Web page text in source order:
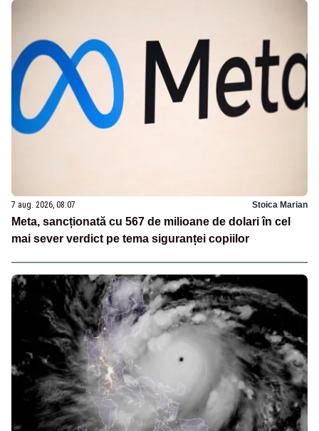
7 aug. 2026, 08:07 Stoica Marian
Meta, sancționată cu 567 de milioane de dolari în cel
mai sever verdict pe tema siguranței copiilor